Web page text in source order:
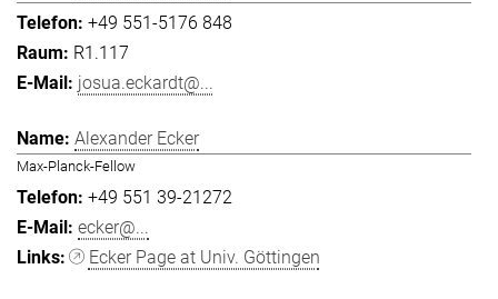
+49 551-5176 848
R1.117
josua.eckardt@...
Alexander Ecker
Max-Planck-Fellow
+49 551 39-21272
ecker@...
Ecker Page at Univ. Göttingen